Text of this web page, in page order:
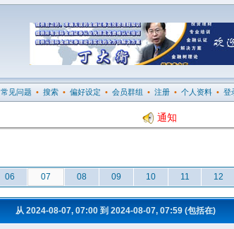
常见问题 • 搜索 • 偏好设定 • 会员群组 • 注册 • 个人资料 • 登
通知
06 07 08 09 10 11 12
从 2024-08-07, 07:00 到 2024-08-07, 07:59 (包括在)